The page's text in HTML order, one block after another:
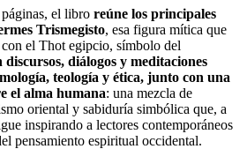
el libro reúne los principales
Trismegisto, esa figura mítica que
el Thot egipcio, símbolo del
discursos, diálogos y meditaciones
teología y ética, junto con una
el alma humana: una mezcla de
oriental y sabiduría simbólica que, a
inspirando a lectores contemporáneos
pensamiento espiritual occidental.